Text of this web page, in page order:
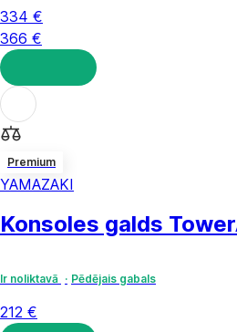
334 €
366 €
LIKT GROZĀ
Premium
YAMAZAKI
Konsoles galds Tower
Ir noliktavā Pēdējais gabals
212 €